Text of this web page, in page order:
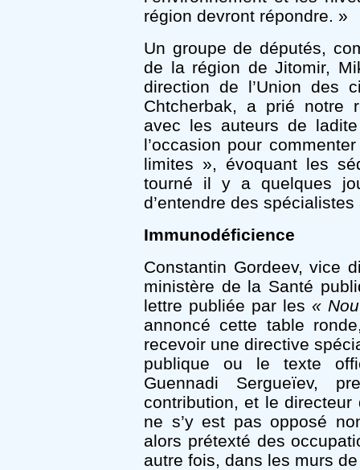
région devront répondre. »
Un groupe de députés,
de la région de Jitomir,
direction de l’Union des
Chtcherbak, a prié notre
avec les auteurs de
l’occasion pour
limites », évoquant les
tourné il y a quelques
d’entendre des
Immunodéficience
Constantin Gordeev, vice
ministère de la Santé
lettre publiée par les «
annoncé cette table
recevoir une directive
publique ou le texte
Guennadi Sergueïev,
contribution, et le directeur
ne s’y est pas opposé
alors prétexté des
autre fois, dans les murs